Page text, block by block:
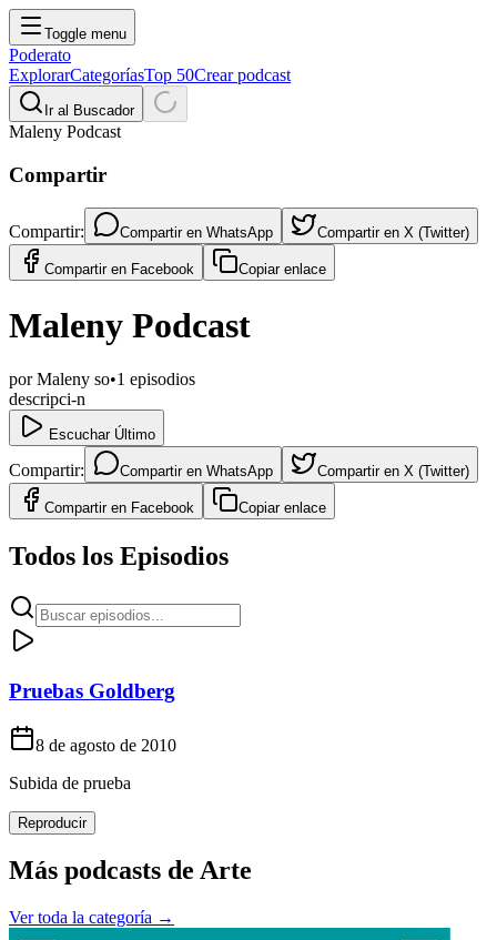
Toggle menu
Poderato
ExplorarCategoríasTop 50Crear podcast
Ir al Buscador
Maleny Podcast
Compartir
Compartir: Compartir en WhatsApp Compartir en X (Twitter)
Compartir en Facebook Copiar enlace
Maleny Podcast
porMaleny so•1 episodios
descripci-n
Escuchar Último
Compartir: Compartir en WhatsApp Compartir en X (Twitter)
Compartir en Facebook Copiar enlace
Todos los Episodios
Pruebas Goldberg
8 de agosto de 2010
Subida de prueba
Reproducir
Más podcasts de Arte
Ver toda la categoría →